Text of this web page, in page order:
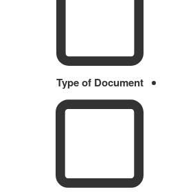
Type of Document